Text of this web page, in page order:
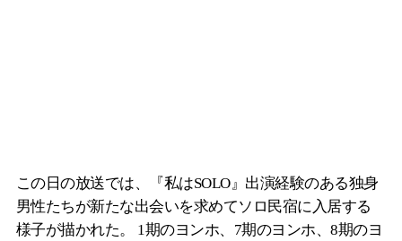
この日の放送では、『私はSOLO』出演経験のある独身
男性たちが新たな出会いを求めてソロ民宿に入居する
様子が描かれた。 1期のヨンホ、7期のヨンホ、8期のヨ